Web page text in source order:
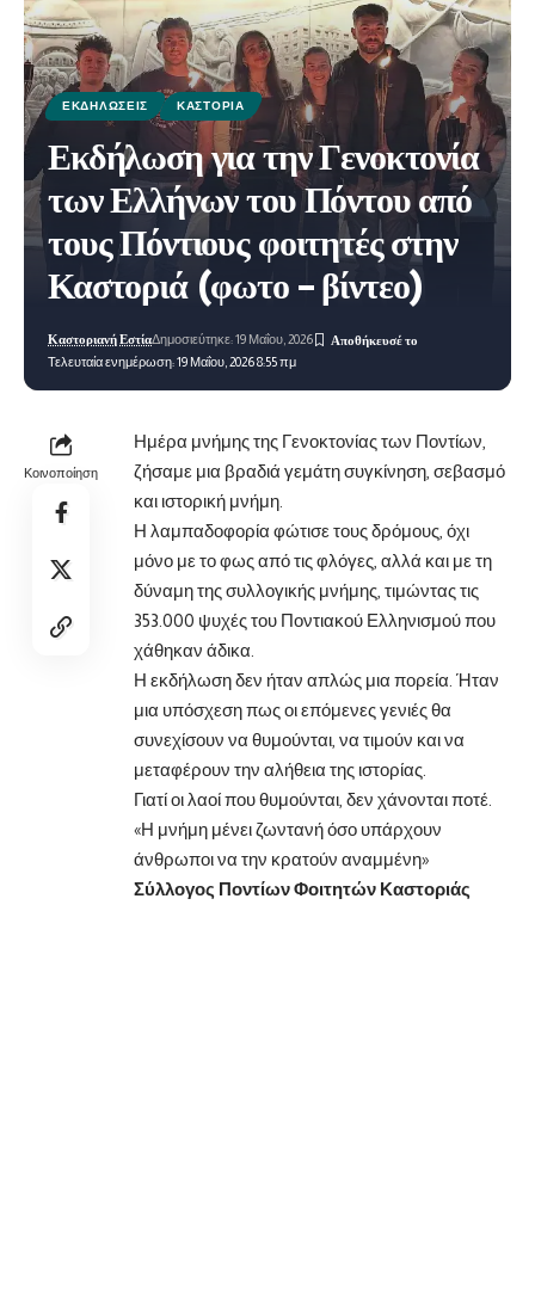
ΕΚΔΗΛΏΣΕΙΣ ΚΑΣΤΟΡΙΆ
Εκδήλωση για την Γενοκτονία
των Ελλήνων του Πόντου από
τους Πόντιους φοιτητές στην
Καστοριά (φωτο – βίντεο)
Τελευταία ενημέρωση: 19 Μαΐου, 2026 8:55 πμ
Καστοριανή ΕστίαΔημοσιεύτηκε: 19 Μαΐου, 2026
Κοινοποίηση
Ημέρα μνήμης της Γενοκτονίας των Ποντίων,
ζήσαμε μια βραδιά γεμάτη συγκίνηση, σεβασμό
και ιστορική μνήμη.
Η λαμπαδοφορία φώτισε τους δρόμους, όχι
μόνο με τοφως από τις φλόγες, αλλά και με τη
δύναμη της συλλογικής μνήμης, τιμώντας τις
353.000 ψυχές του Ποντιακού Ελληνισμού που
χάθηκαν άδικα.
Η εκδήλωση δεν ήταν απλώς μια πορεία. Ήταν
μια υπόσχεση πως οι επόμενες γενιές θα
συνεχίσουν να θυμούνται, να τιμούν και να
μεταφέρουν την αλήθεια της ιστορίας.
Γιατί οι λαοί που θυμούνται, δεν χάνονται ποτέ.
«Η μνήμη μένει ζωντανή όσο υπάρχουν
άνθρωποι να την κρατούν αναμμένη»
Σύλλογος Ποντίων Φοιτητών Καστοριάς